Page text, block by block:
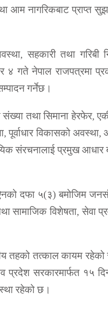
आम नागरिकबाट प्राप्त
सहकारी तथा गरिबी
४ गते नेपाल राजपत्रमा
गर्नेछ।
तथा सिमाना हेरफेर,
पूर्वाधार विकासको अवस्था,
संरचनालाई प्रमुख आधार
ऐनको दफा ५(३) बमोजिम
सामाजिक विशेषता, सेवा
तहको तत्काल कायम
प्रदेश सरकारमार्फत १५
रहेको छ।